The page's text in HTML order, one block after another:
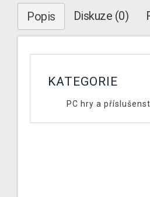
Popis Diskuze (0)
KATEGORIE
PC hry a